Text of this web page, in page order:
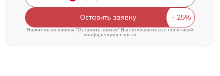
Оставить заявку
Нажимая на кнопку "Оставить заявку" Вы соглашаетесь c политикой
конфиденциальности